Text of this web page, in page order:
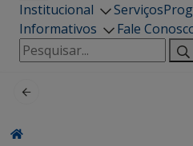
Institucional Serviços
Informativos
Fale
Pesquisar
por: